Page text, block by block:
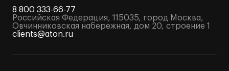
8 800 333-66-77
Российская Федерация, 115035, город Москва,
Овчинниковская набережная, дом 20, строение 1
clients@aton.ru